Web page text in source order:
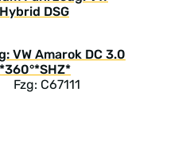
DSG
Fzg: C67111